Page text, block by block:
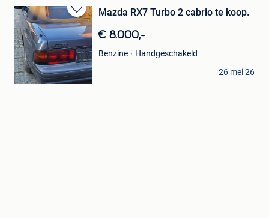
Bewaren
in
Mijn
Favorieten
Mazda RX7 Turbo 2 cabrio te koop.
€ 8.000,-
Benzine
Handgeschakeld
Peter Vanderborght
Kampenhout
26 mei 26